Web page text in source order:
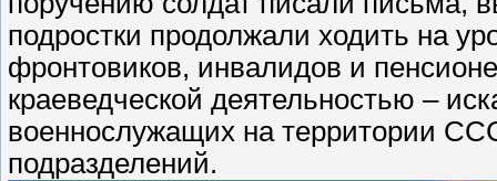
подростки продолжали ходить на
фронтовиков, инвалидов и
краеведческой деятельностью –
военнослужащих на территории
подразделений.